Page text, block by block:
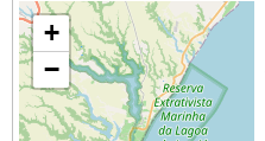
+
−